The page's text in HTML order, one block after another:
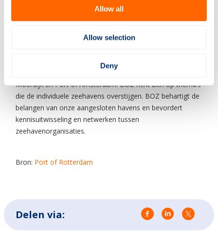
Allow all
Allow selection
Deny
logistieke netwerken maken wereldwijde handel mogelijk.
energieclusters, bieden werkgelegenheid en een bijdrage
verenigt de 5 zeehavens van nationaal belang; Groningen
Seaports, North Sea Port, Port of Rotterdam, Port of
Moerdijk en Port of Amsterdam. BOZ richt zich op thema’s
die de individuele zeehavens overstijgen. BOZ behartigt de
belangen van onze aangesloten havens en bevordert
kennisuitwisseling en netwerken tussen
zeehavenorganisaties.
Bron: Port of Rotterdam
Delen via: